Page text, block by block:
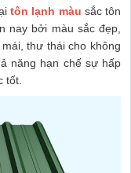
tôn lạnh màu sắc tôn
nay bởi màu sắc đẹp,
thư thái cho không
năng hạn chế sự hấp
tốt.